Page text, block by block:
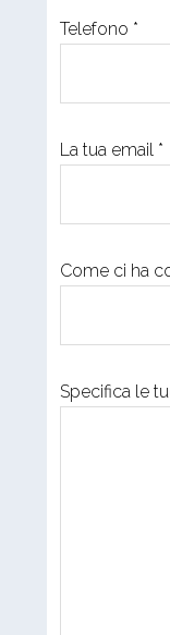
Telefono *
La tua email *
Come ci ha
Specifica le